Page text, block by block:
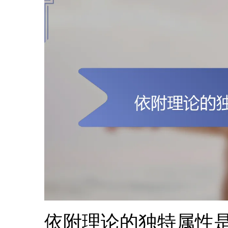
依附理论的独特属性